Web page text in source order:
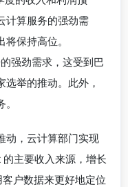
计算服务的强劲需
保持高位。
强劲需求，这受到巴
举的推动。此外，
动，云计算部门实现
主要收入来源，增长
户数据来更好地定位